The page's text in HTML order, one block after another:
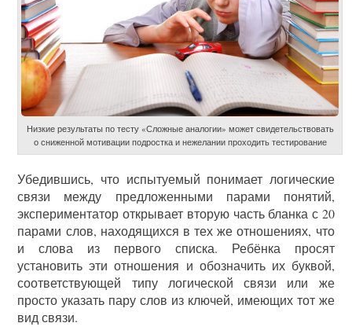
Низкие результаты по тесту «Сложные аналогии» может свидетельствовать
о сниженной мотивации подростка и нежелании проходить тестирование
Убедившись, что испытуемый понимает логические
связи между предложенными парами понятий,
экспериментатор открывает вторую часть бланка с 20
парами слов, находящихся в тех же отношениях, что
и слова из первого списка. Ребёнка просят
установить эти отношения и обозначить их буквой,
соответствующей типу логической связи или же
просто указать пару слов из ключей, имеющих тот же
вид связи.